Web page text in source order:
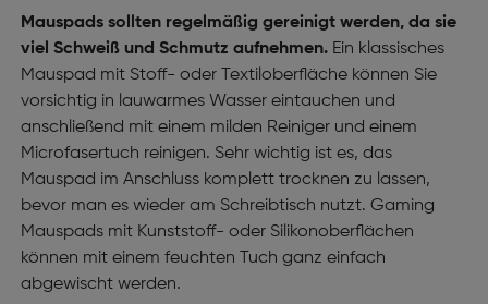
Mauspads sollten regelmäßig gereinigt werden, da sie
viel Schweiß und Schmutz aufnehmen.Ein klassisches
Mauspad mit Stoff- oder Textiloberfläche können Sie
vorsichtig in lauwarmes Wasser eintauchen und
anschließend mit einem milden Reiniger und einem
Microfasertuch reinigen. Sehr wichtig ist es, das
Mauspad im Anschluss komplett trocknen zu lassen,
bevor man es wieder am Schreibtisch nutzt. Gaming
Mauspads mit Kunststoff- oder Silikonoberflächen
können mit einem feuchten Tuch ganz einfach
abgewischt werden.